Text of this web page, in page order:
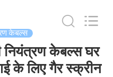
केबल्स
नियंत्रण केबल्स घर
के लिए गैर स्क्रीन